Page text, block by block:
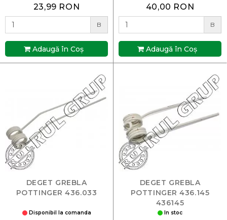
23,99 RON
B
Adaugă în Coş
40,00 RON
B
Adaugă în Coş
DEGET GREBLA
POTTINGER 436.033
Disponibil la comanda
DEGET GREBLA
POTTINGER 436.145
436145
In stoc